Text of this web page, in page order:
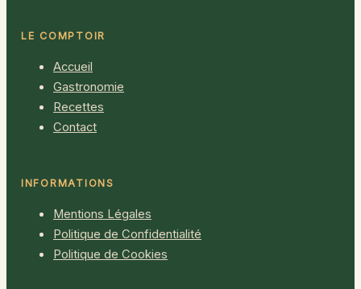
LE COMPTOIR
Accueil
Gastronomie
Recettes
Contact
INFORMATIONS
Mentions Légales
Politique de Confidentialité
Politique de Cookies